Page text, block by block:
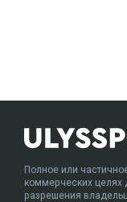
Полное или
коммерческих целях
разрешения